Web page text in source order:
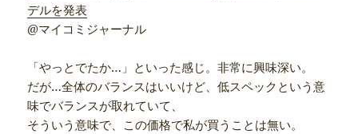
デルを発表
@マイコミジャーナル
「やっとでたか…」といった感じ。非常に興味深い。
だが…全体のバランスはいいけど、低スペックという意
味でバランスが取れていて、
そういう意味で、この価格で私が買うことは無い。